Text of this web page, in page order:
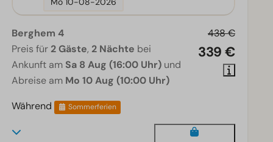
438 €
339 €
Berghem 4
Preis für 2 Gäste, 2 Nächte bei
Ankunft am Sa 8 Aug (16:00 Uhr) und
Abreise am Mo 10 Aug (10:00 Uhr)
Während
Sommerferien